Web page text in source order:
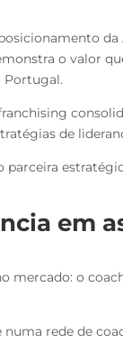
o valor
Portugal.
de
em
mercado: o
rede de